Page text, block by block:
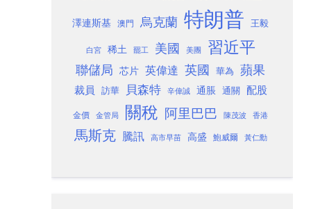
澤連斯基 澳門 烏克蘭 特朗普 王毅
白宮 稀土 罷工 美國 美團 習近平
聯儲局 芯片 英偉達 英國 華為 蘋果
裁員 訪華 貝森特 辛偉誠 通脹 通關 配股
金價 金管局 關稅 阿里巴巴 陳茂波 香港
馬斯克 騰訊 高市早苗 高盛 鮑威爾 黃仁勳